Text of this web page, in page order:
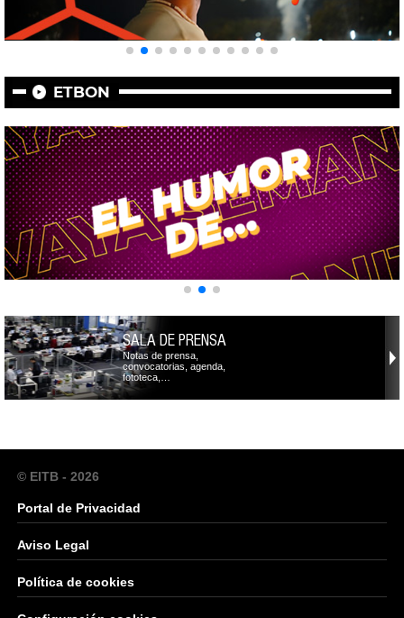
ETBON
SALA DE PRENSA
Notas de prensa,
convocatorias, agenda,
fototeca,…
© EITB - 2026
Portal de Privacidad
Aviso Legal
Política de cookies